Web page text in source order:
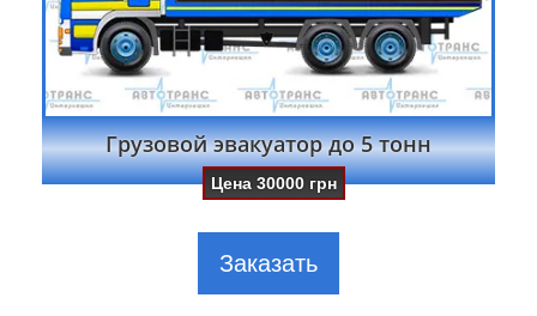
Грузовой эвакуатор до 5 тонн
Цена30000 грн
Заказать